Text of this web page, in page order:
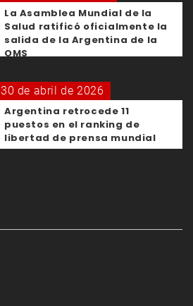
La Asamblea Mundial de la
Salud ratificó oficialmente la
salida de la Argentina de la
OMS
30 de abril de 2026
Argentina retrocede 11
puestos en el ranking de
libertad de prensa mundial